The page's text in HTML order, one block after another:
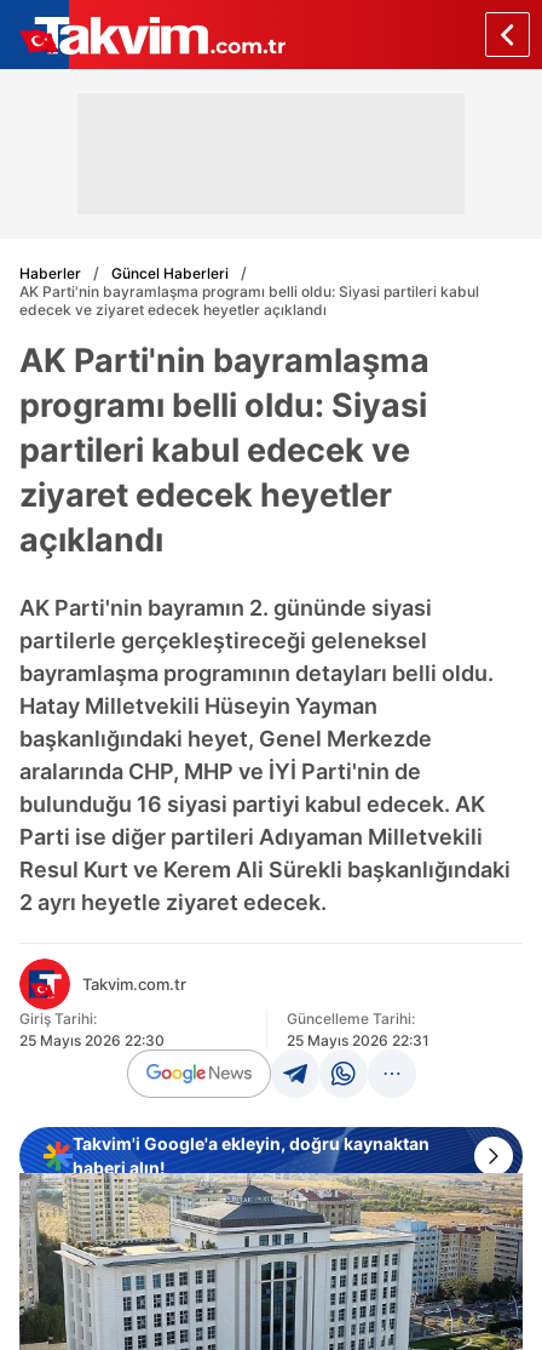
Haberler
Güncel Haberleri
AK Parti'nin bayramlaşma programı belli oldu: Siyasi partileri kabul
edecek ve ziyaret edecek heyetler açıklandı
AK Parti'nin bayramlaşma
programı belli oldu: Siyasi
partileri kabul edecek ve
ziyaret edecek heyetler
açıklandı
AK Parti'nin bayramın 2. gününde siyasi
partilerle gerçekleştireceği geleneksel
bayramlaşma programının detayları belli oldu.
Hatay Milletvekili Hüseyin Yayman
başkanlığındaki heyet, Genel Merkezde
aralarında CHP, MHP ve İYİ Parti'nin de
bulunduğu 16 siyasi partiyi kabul edecek. AK
Parti ise diğer partileri Adıyaman Milletvekili
Resul Kurt ve Kerem Ali Sürekli başkanlığındaki
2 ayrı heyetle ziyaret edecek.
Takvim.com.tr
Giriş Tarihi:
25 Mayıs 2026 22:30
Güncelleme Tarihi:
25 Mayıs 2026 22:31
Takvim'i Google'a ekleyin, doğru kaynaktan
haberi alın!